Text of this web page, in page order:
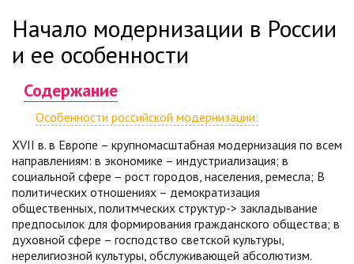
Начало модернизации в России
и ее особенности
Содержание
Особенности российской модернизации:
XVII в. в Европе – крупномасштабная модернизация по всем
направлениям: в экономике – индустриализация; в
социальной сфере – рост городов, населения, ремесла; В
политических отношениях – демократизация
общественных, политмческих структур-> закладывание
предпосылок для формирования гражданского общества; в
духовной сфере – господство светской культуры,
нерелигиозной культуры, обслуживающей абсолютизм.